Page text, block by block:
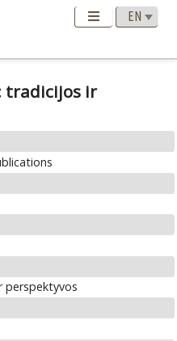
tradicijos ir
perspektyvos